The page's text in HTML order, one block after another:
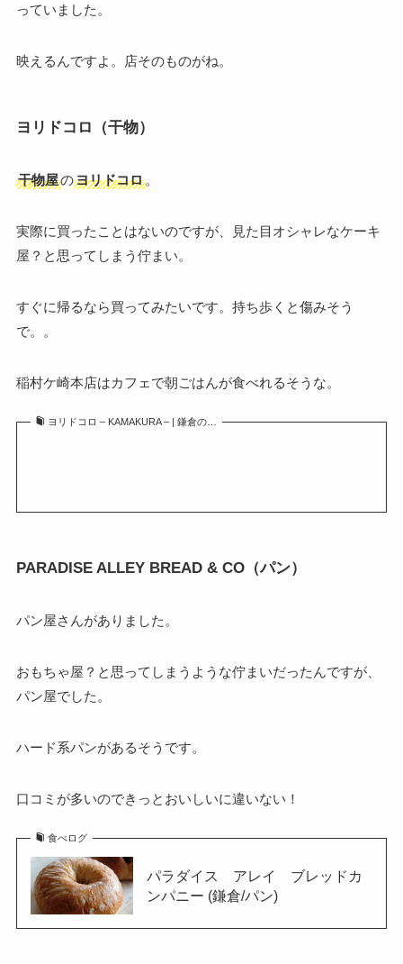
っていました。
映えるんですよ。店そのものがね。
ヨリドコロ（干物）
干物屋のヨリドコロ。
実際に買ったことはないのですが、見た目オシャレなケーキ
屋？と思ってしまう佇まい。
すぐに帰るなら買ってみたいです。持ち歩くと傷みそう
で。。
稲村ケ崎本店はカフェで朝ごはんが食べれるそうな。
ヨリドコロ – KAMAKURA – | 鎌倉の…
PARADISE ALLEY BREAD & CO（パン）
パン屋さんがありました。
おもちゃ屋？と思ってしまうような佇まいだったんですが、
パン屋でした。
ハード系パンがあるそうです。
口コミが多いのできっとおいしいに違いない！
食べログ
パラダイス アレイ ブレッドカ
ンパニー (鎌倉/パン)